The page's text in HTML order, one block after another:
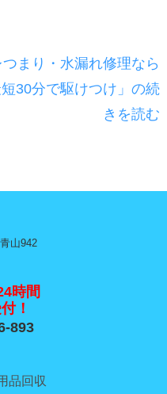
まり・水漏れ修理なら
30分で駆けつけ」の続
きを読む
山942
時間
！
893
品回収